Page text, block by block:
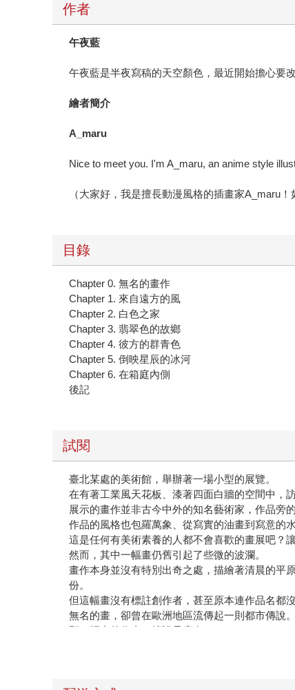
作者
午夜藍
午夜藍是半夜寫稿的天空顏色，最近開始擔心要
繪者簡介
A_maru
Nice to meet you. I'm A_maru, an anime style
（大家好，我是擅長動漫風格的插畫家A_maru
目錄
Chapter 0. 無名的畫作
Chapter 1. 來自遠方的風
Chapter 2. 白色之家
Chapter 3. 翡翠色的故鄉
Chapter 4. 彼方的群青色
Chapter 5. 倒映星辰的冰河
Chapter 6. 在箱庭內側
後記
試閱
臺北某處的美術館，舉辦著一場小型的展覽。
在有著工業風天花板、漆著四面白牆的空間中，
展示的畫作並非古今中外的知名藝術家，作品旁
作品的風格也包羅萬象、從寫實的油畫到寫意的
這是任何有美術素養的人都不會喜歡的畫展吧？
然而，其中一幅畫仍舊引起了些微的波瀾。
畫作本身並沒有特別出奇之處，描繪著清晨的平
份。
但這幅畫沒有標註創作者，甚至原本連作品名都
無名的畫，卻曾在歐洲地區流傳起一則都市傳說。
那一幅畫的作者，據說是魔鬼。
在網路上，散布著一些繪聲繪影的討論。有人分